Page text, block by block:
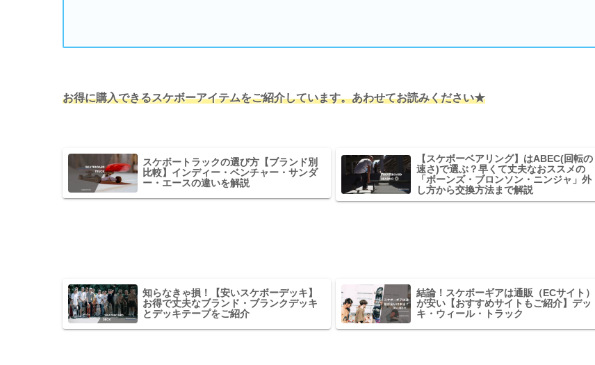
お得に購入できるスケボーアイテムをご紹介しています。あわせてお読みください★
スケボートラックの選び方【ブランド別
比較】インディー・ベンチャー・サンダ
ー・エースの違いを解説
【スケボーベアリング】はABEC(回転の
速さ)で選ぶ？早くて丈夫なおススメの
「ボーンズ・ブロンソン・ニンジャ」外
し方から交換方法まで解説
知らなきゃ損！【安いスケボーデッキ】
お得で丈夫なブランド・ブランクデッキ
とデッキテープをご紹介
結論！スケボーギアは通販（ECサイト）
が安い【おすすめサイトもご紹介】デッ
キ・ウィール・トラック